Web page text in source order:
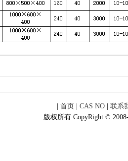
首页 CAS NO
联系
版权所有 CopyRight ©